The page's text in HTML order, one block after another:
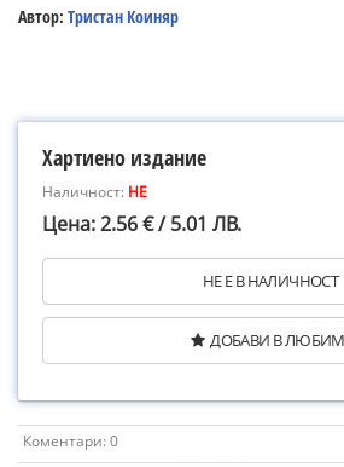
Автор: Тристан Коиняр
Хартиено издание
Наличност: НЕ
Цена: 2.56 € / 5.01 ЛВ.
НЕ Е В НАЛИЧНОСТ
ДОБАВИ В
Коментари: 0